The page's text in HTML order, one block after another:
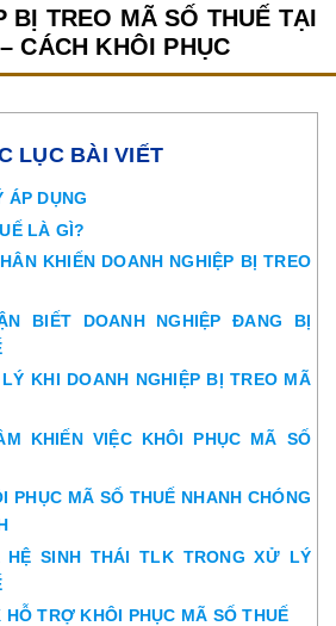
XÚC TIẾN THƯƠNG MẠI
BỊ TREO MÃ SỐ THUẾ TẠI
CÁCH KHÔI PHỤC
LỤC BÀI VIẾT
ÁP DỤNG
LÀ GÌ?
KHIẾN DOANH NGHIỆP BỊ TREO
BIẾT DOANH NGHIỆP ĐANG BỊ
KHI DOANH NGHIỆP BỊ TREO MÃ
KHIẾN VIỆC KHÔI PHỤC MÃ SỐ
PHỤC MÃ SỐ THUẾ NHANH CHÓNG
HỆ SINH THÁI TLK TRONG XỬ LÝ
TRỢ KHÔI PHỤC MÃ SỐ THUẾ